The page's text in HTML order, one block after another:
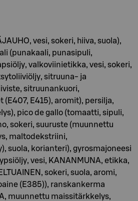
vesi, sokeri, hiiva, suola),
(punakaali, punasipuli,
valkoviinietikka, vesi, sokeri,
sitruuna- ja
sitruunankuori,
E415), aromit), persilja,
pico de gallo (tomaatti, sipuli,
sokeri, suuruste (muunnettu
maltodekstriini,
suola, korianteri), gyrosmajoneesi
vesi, KANANMUNA, etikka,
sokeri, suola, aromi,
(E385)), ranskankerma
muunnettu maissitärkkelys,